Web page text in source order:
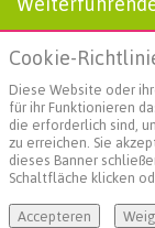
AGBs
Datenschutz
Landgard
Cookie-
Diese Website oder
für ihr Funktionieren
die erforderlich sind,
zu erreichen. Sie
dieses Banner
Schaltfläche klicken
Accepteren